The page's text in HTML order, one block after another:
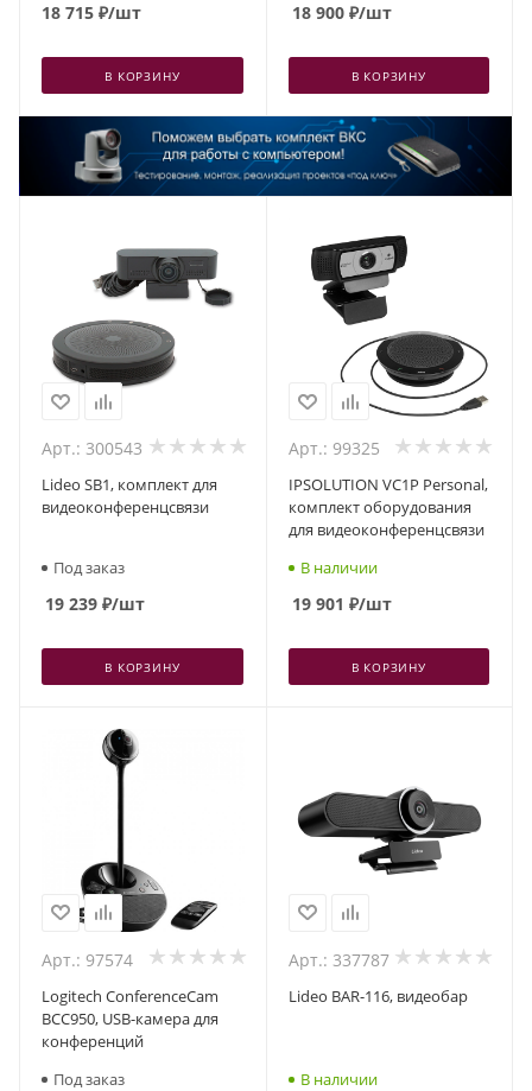
18 715 ₽/шт
В КОРЗИНУ
18 900₽/шт
В КОРЗИНУ
Арт.: 300543
Lideo SB1, комплект для
видеоконференцсвязи
Под заказ
19 239 ₽/шт
В КОРЗИНУ
Арт.: 99325
IPSOLUTION VC1P Personal,
комплект оборудования
для видеоконференцсвязи
В наличии
19 901 ₽/шт
В КОРЗИНУ
Арт.: 97574
Logitech ConferenceCam
BCC950, USB-камера для
конференций
Под заказ
Арт.: 337787
Lideo BAR-116, видеобар
В наличии